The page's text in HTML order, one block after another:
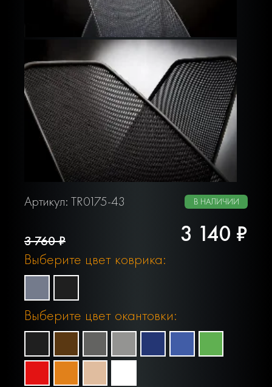
Артикул: TR0175-43 В НАЛИЧИИ
3 760 ₽ 3 140 ₽
Выберите цвет коврика:
Выберите цвет окантовки: